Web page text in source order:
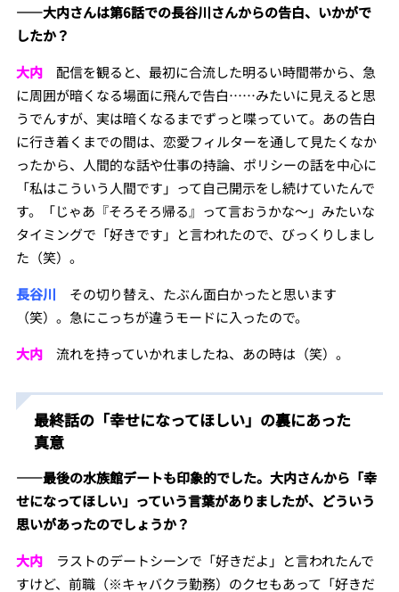
――大内さんは第6話での長谷川さんからの告白、いかがで
したか？
大内配信を観ると、最初に合流した明るい時間帯から、急
に周囲が暗くなる場面に飛んで告白……みたいに見えると思
うでんすが、実は暗くなるまでずっと喋っていて。あの告白
に行き着くまでの間は、恋愛フィルターを通して見たくなか
ったから、人間的な話や仕事の持論、ポリシーの話を中心に
「私はこういう人間です」って自己開示をし続けていたんで
す。「じゃあ『そろそろ帰る』って言おうかな～」みたいな
タイミングで「好きです」と言われたので、びっくりしまし
た（笑）。
長谷川 その切り替え、たぶん面白かったと思います
（笑）。急にこっちが違うモードに入ったので。
大内流れを持っていかれましたね、あの時は（笑）。
最終話の「幸せになってほしい」の裏にあった
真意
――最後の水族館デートも印象的でした。大内さんから「幸
せになってほしい」っていう言葉がありましたが、どういう
思いがあったのでしょうか？
大内ラストのデートシーンで「好きだよ」と言われたんで
すけど、前職（※キャバクラ勤務）のクセもあって「好きだ